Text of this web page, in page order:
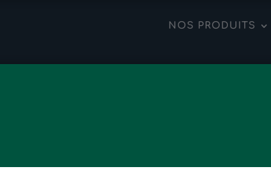
NOS PRODUITS